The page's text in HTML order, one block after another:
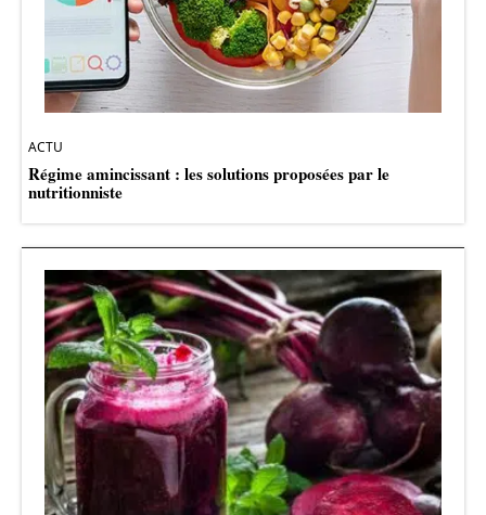
ACTU
Régime amincissant : les solutions proposées par le
nutritionniste